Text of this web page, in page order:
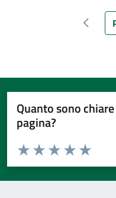
Pagina
Quanto sono
pagina?
Valuta da 1 a 5 stelle la pagina
Valuta 5
Valuta 4
Valuta 3 stelle
Valuta 2 stelle su 5
Valuta 1 stelle su 5